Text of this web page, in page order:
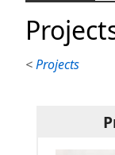
<Projects